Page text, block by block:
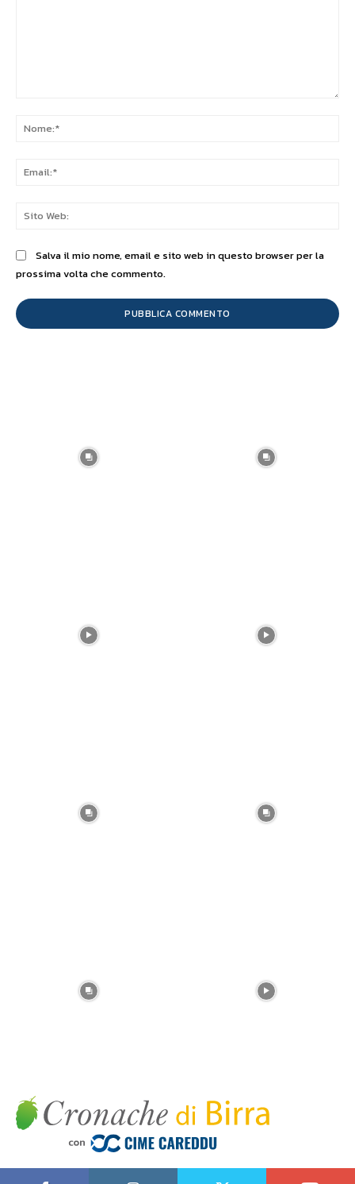
Salva il mio nome, email e sito web in questo browser per la
prossima volta che commento.